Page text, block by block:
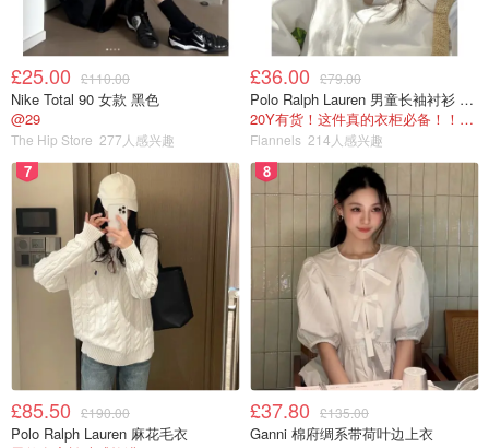
从去年开始，运动少女风就把运动元素推向了时尚的风口浪
尖～运动风继续在2025年火力全开！轻量化户外、将运动
风和通勤、少女等风格相结合的趋势是2025年成为时尚弄
潮儿的关键！
Yuhan Wang 2025SS
£25.00 £110.00
Nike Total 90 女款 黑色
@29
The Hip Store 277人感兴趣
£36.00 £79.00
Polo Ralph Lauren 男童长袖衬衫 Oxford
20Y有货！这件真的衣柜必备！！@蜜子不爱吃
Flannels 214人感兴趣
7
£85.50 £190.00
Polo Ralph Lauren 麻花毛衣
8
£37.80 £135.00
Ganni 棉府绸系带荷叶边上衣